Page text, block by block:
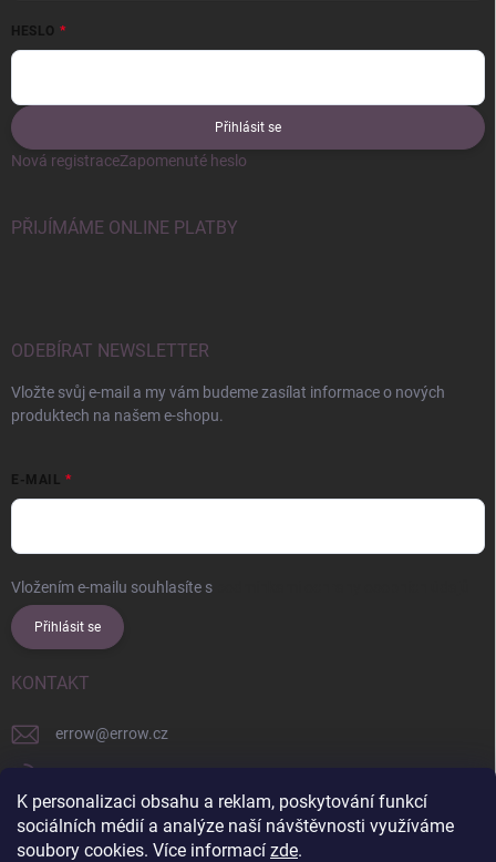
K personalizaci obsahu a reklam, poskytování funkcí
sociálních médií a analýze naší návštěvnosti využíváme
soubory cookies. Více informací zde.
HESLO
Přihlásit se
Nová registraceZapomenuté heslo
PŘIJÍMÁME ONLINE PLATBY
ODEBÍRAT NEWSLETTER
Vložte svůj e-mail a my vám budeme zasílat informace o nových
produktech na našem e-shopu.
E-MAIL
Vložením e-mailu souhlasíte s
Přihlásit se
KONTAKT
errow@errow.cz
explore/locations/957228892/